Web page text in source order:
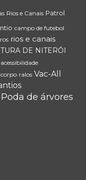
Rios e Canais Patrol
campo de futebol
rios e canais
DE NITERÓI
ralos Vac-All
Poda de árvores